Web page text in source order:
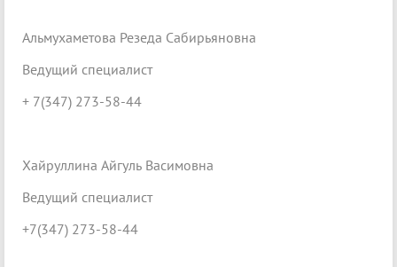
Альмухаметова Резеда Сабирьяновна
Ведущий специалист
+ 7(347) 273-58-44
Хайруллина Айгуль Васимовна
Ведущий специалист
+7(347) 273-58-44